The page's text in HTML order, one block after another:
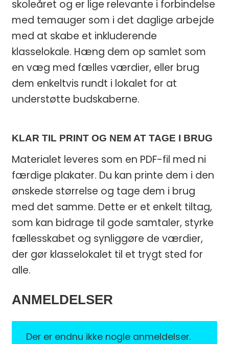
skoleåret og er lige relevante i forbindelse
med temauger som i det daglige arbejde
med at skabe et inkluderende
klasselokale. Hæng dem op samlet som
en væg med fælles værdier, eller brug
dem enkeltvis rundt i lokalet for at
understøtte budskaberne.
KLAR TIL PRINT OG NEM AT TAGE I BRUG
Materialet leveres som en PDF-fil med ni
færdige plakater. Du kan printe dem i den
ønskede størrelse og tage dem i brug
med det samme. Dette er et enkelt tiltag,
som kan bidrage til gode samtaler, styrke
fællesskabet og synliggøre de værdier,
der gør klasselokalet til et trygt sted for
alle.
ANMELDELSER
Der er endnu ikke nogle anmeldelser.
EN GOD START PÅ
SKOLEÅRET ✏️
💛 Få en gratisspilpakkemed 15
læringsspil (værdi 50 kr)
💛 Praktiske tips og gratis
indbakke